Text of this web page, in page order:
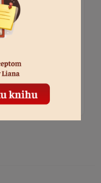
ryby, pálka